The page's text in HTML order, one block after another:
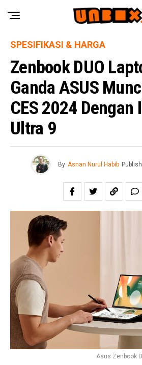
SPESIFIKASI & HARGA
Zenbook DUO
Ganda ASUS
CES 2024 Dengan
Ultra 9
By Asnan Nurul Habib
Asus Zenbook